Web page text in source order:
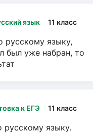
язык 11 класс
русскому языку,
был уже набран, то
к ЕГЭ 11 класс
русскому языку.